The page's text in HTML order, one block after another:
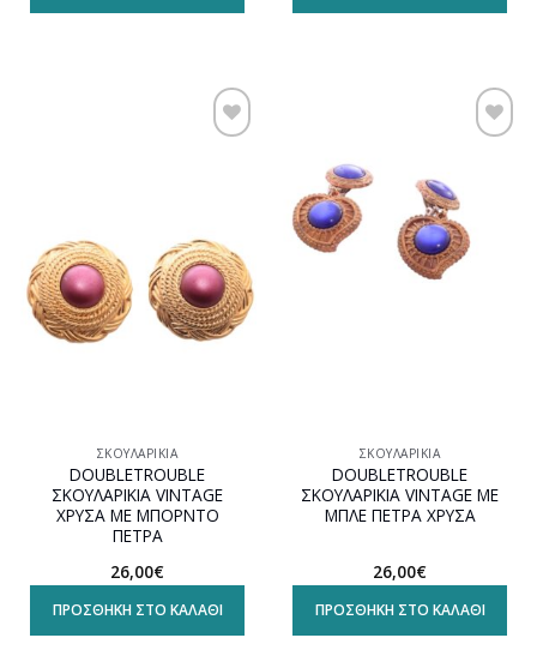
ΣΚΟΥΛΑΡΊΚΙΑ
DOUBLETROUBLE
ΣΚΟΥΛΑΡΙΚΙΑ VINTAGE
ΧΡΥΣΑ ΜΕ ΜΠΟΡΝΤΟ
ΠΕΤΡΑ
26,00€
ΠΡΟΣΘΉΚΗ ΣΤΟ ΚΑΛΆΘΙ
Προσθήκη
wishlist
ΣΚΟΥΛΑΡΊΚΙΑ
DOUBLETROUBLE
ΣΚΟΥΛΑΡΙΚΙΑ VINTAGE ΜΕ
ΜΠΛΕ ΠΕΤΡΑ ΧΡΥΣΑ
26,00€
ΠΡΟΣΘΉΚΗ ΣΤΟ ΚΑΛΆΘΙ